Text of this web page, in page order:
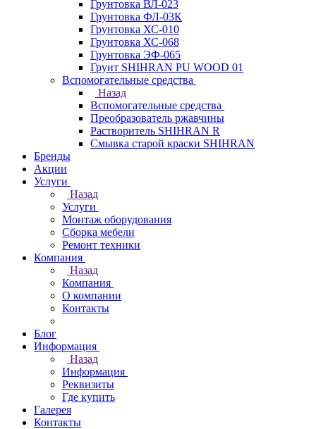
Грунтовка ВЛ-023
Грунтовка ФЛ-03К
Грунтовка ХС-010
Грунтовка ХС-068
Грунтовка ЭФ-065
Грунт SHIHRAN PU WOOD 01
Вспомогательные средства
Назад
Вспомогательные средства
Преобразователь ржавчины
Растворитель SHIHRAN R
Смывка старой краски SHIHRAN
Бренды
Акции
Услуги
Назад
Услуги
Монтаж оборудования
Сборка мебели
Ремонт техники
Компания
Назад
Компания
О компании
Контакты
Блог
Информация
Назад
Информация
Реквизиты
Где купить
Галерея
Контакты